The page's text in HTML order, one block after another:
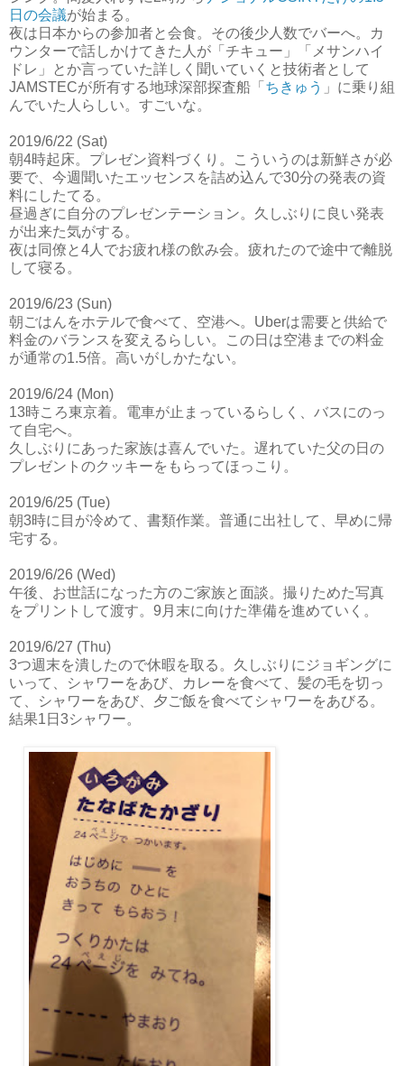
日の会議が始まる。
夜は日本からの参加者と会食。その後少人数でバーへ。カ
ウンターで話しかけてきた人が「チキュー」「メサンハイ
ドレ」とか言っていた詳しく聞いていくと技術者として
JAMSTECが所有する地球深部探査船「 ちきゅう 」に乗り組
んでいた人らしい。すごいな。
2019/6/22 (Sat)
朝4時起床。プレゼン資料づくり。こういうのは新鮮さが必
要で、今週聞いたエッセンスを詰め込んで30分の発表の資
料にしたてる。
昼過ぎに自分のプレゼンテーション。久しぶりに良い発表
が出来た気がする。
夜は同僚と4人でお疲れ様の飲み会。疲れたので途中で離脱
して寝る。
2019/6/23 (Sun)
朝ごはんをホテルで食べて、空港へ。Uberは需要と供給で
料金のバランスを変えるらしい。この日は空港までの料金
が通常の1.5倍。高いがしかたない。
2019/6/24 (Mon)
13時ころ東京着。電車が止まっているらしく、バスにのっ
て自宅へ。
久しぶりにあった家族は喜んでいた。遅れていた父の日の
プレゼントのクッキーをもらってほっこり。
2019/6/25 (Tue)
朝3時に目が冷めて、書類作業。普通に出社して、早めに帰
宅する。
2019/6/26 (Wed)
午後、お世話になった方のご家族と面談。撮りためた写真
をプリントして渡す。9月末に向けた準備を進めていく。
2019/6/27 (Thu)
3つ週末を潰したので休暇を取る。久しぶりにジョギングに
いって、シャワーをあび、カレーを食べて、髪の毛を切っ
て、シャワーをあび、夕ご飯を食べてシャワーをあびる。
結果1日3シャワー。